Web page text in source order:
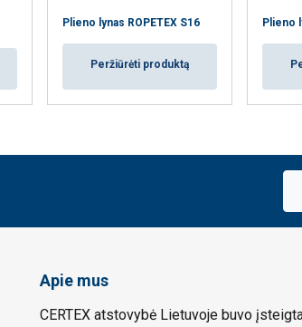
Plieno lynas ROPETEX S16
Peržiūrėti produktą
Plieno
Apie mus
CERTEX atstovybė Lietuvoje buvo